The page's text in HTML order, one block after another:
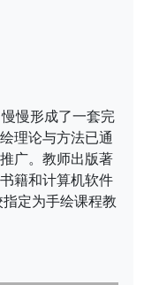
慢形成了一套完
理论与方法已通
广。教师出版著
籍和计算机软件
定为手绘课程教